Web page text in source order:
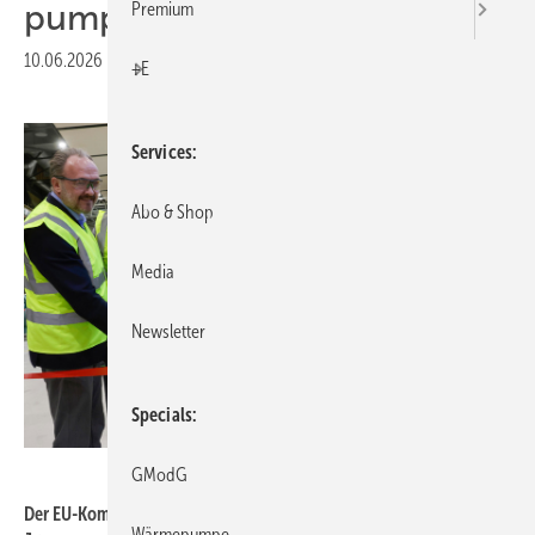
pumpen aus
10.06.2026 Druckvorschau
Der EU-Kommissar für Energie und Wohnungswesen, Dan
Premium
+E
Services
Abo & Shop
Media
Newsletter
Specials
GModG